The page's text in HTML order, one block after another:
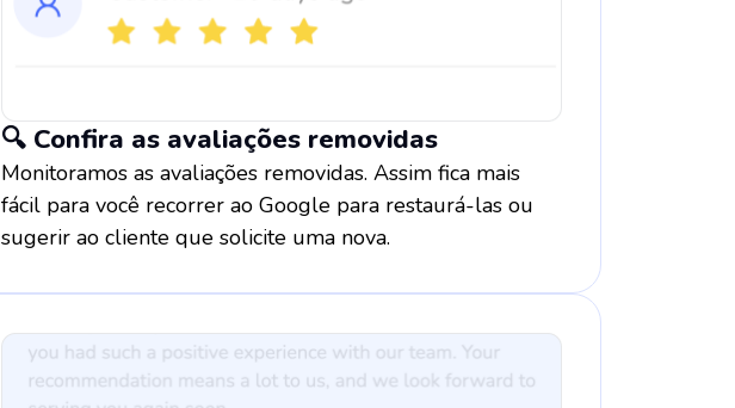
🔍 Confira as avaliações removidas
Monitoramos as avaliações removidas. Assim fica mais
fácil para você recorrer ao Google para restaurá-las ou
sugerir ao cliente que solicite uma nova.